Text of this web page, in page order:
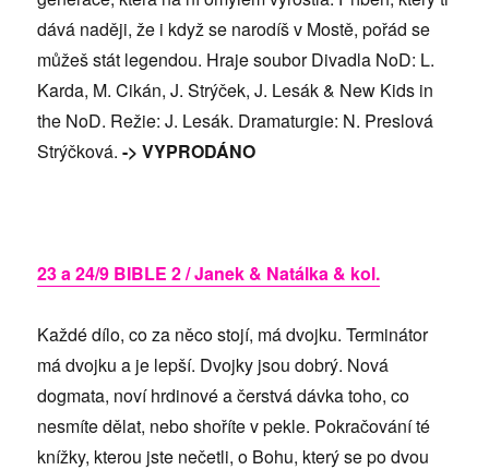
dává naději, že i když se narodíš v Mostě, pořád se
můžeš stát legendou. Hraje soubor Divadla NoD: L.
Karda, M. Cikán, J. Strýček, J. Lesák & New Kids in
the NoD. Režie: J. Lesák. Dramaturgie: N. Preslová
Strýčková.-> VYPRODÁNO
23 a 24/9 BIBLE 2 / Janek & Natálka & kol.
Každé dílo, co za něco stojí, má dvojku. Terminátor
má dvojku a je lepší. Dvojky jsou dobrý. Nová
dogmata, noví hrdinové a čerstvá dávka toho, co
nesmíte dělat, nebo shoříte v pekle. Pokračování té
knížky, kterou jste nečetli, o Bohu, který se po dvou